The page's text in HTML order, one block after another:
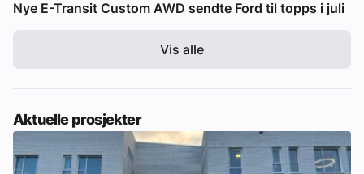
Nye E-Transit Custom AWD sendte Ford til topps i juli
Vis alle
Aktuelle prosjekter